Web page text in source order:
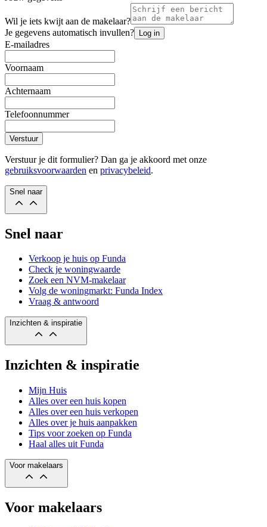
Wil je iets kwijt aan de makelaar?
Je gegevens automatisch invullen? Log in
E-mailadres
Voornaam
Achternaam
Telefoonnummer
Verstuur
Verstuur je dit formulier? Dan ga je akkoord met onze
gebruiksvoorwaarden en privacybeleid.
Snel naar
Snel naar
Verkoop je huis op Funda
Check je woningwaarde
Zoek een NVM-makelaar
Volg de woningmarkt: Funda Index
Vraag & antwoord
Inzichten & inspiratie
Inzichten & inspiratie
Mijn Huis
Alles over een huis kopen
Alles over een huis verkopen
Alles over je huis aanpakken
Tips voor zoeken op Funda
Haal alles uit Funda
Voor makelaars
Voor makelaars